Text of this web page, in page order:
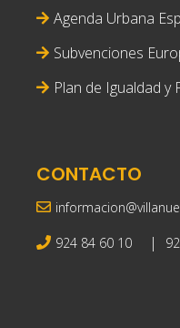
Agenda Urbana
Subvenciones
Plan de Igualdad
CONTACTO
924 84 60 10 |